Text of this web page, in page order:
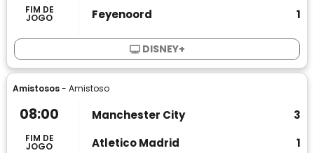
FIM DE
JOGO
Feyenoord
1
DISNEY+
Amistosos- Amistoso
08:00
FIM DE
JOGO
Manchester City
3
Atletico Madrid
1